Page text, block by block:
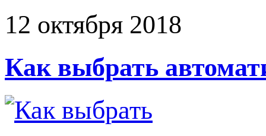
12 октября 2018
Как выбрать